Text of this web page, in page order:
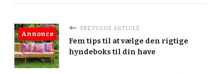
PREVIOUS ARTICLE
Fem tips til at vælge den rigtige
hyndeboks til din have
Annonce